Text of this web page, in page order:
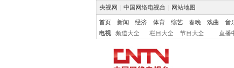
央视网 中国网络电视台 网站地图
首页 新闻 经济 体育 综艺 春晚 戏曲 音
电视
频道大全 栏目大全 节目大全 直播